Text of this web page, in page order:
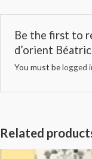
Be the first to
d’orient
You must belogged
Related